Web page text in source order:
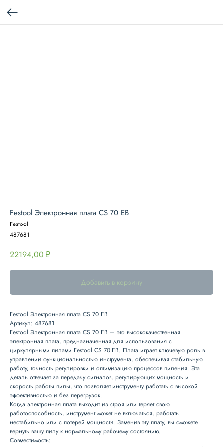
Festool Электронная плата CS 70 EB
Festool
487681
22194,00 ₽
Добавить в корзину
Festool Электронная плата CS 70 EB
Артикул: 487681
Festool Электронная плата CS 70 EB — это высококачественная
электронная плата, предназначенная для использования с
циркулярными пилами Festool CS 70 EB. Плата играет ключевую роль в
управлении функциональностью инструмента, обеспечивая стабильную
работу, точность регулировки и оптимизацию процессов пиления. Эта
деталь отвечает за передачу сигналов, регулирующих мощность и
скорость работы пилы, что позволяет инструменту работать с высокой
эффективностью и без перегрузок.
Когда электронная плата выходит из строя или теряет свою
работоспособность, инструмент может не включаться, работать
нестабильно или с потерей мощности. Заменив эту плату, вы сможете
вернуть вашу пилу к нормальному рабочему состоянию.
Совместимость: